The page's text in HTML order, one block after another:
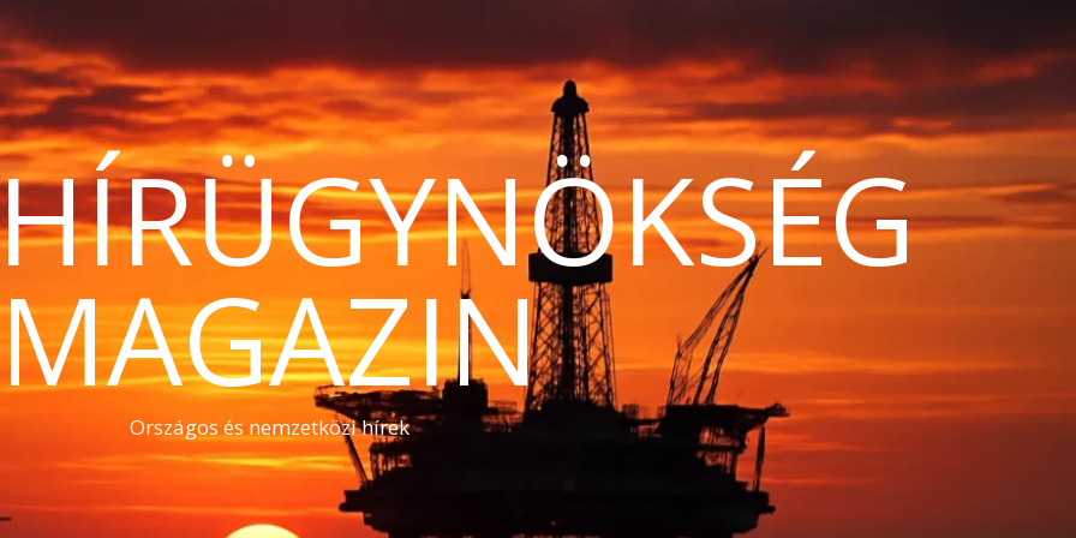
MAGAZIN
Országos és nemzetközi hírek